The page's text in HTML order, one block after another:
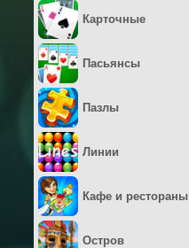
Карточные
Пасьянсы
Пазлы
Линии
Кафе и рестораны
Остров